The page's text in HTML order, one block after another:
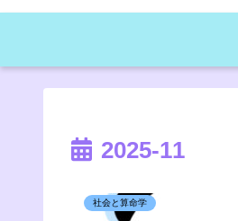
2025-11
社会と算命学